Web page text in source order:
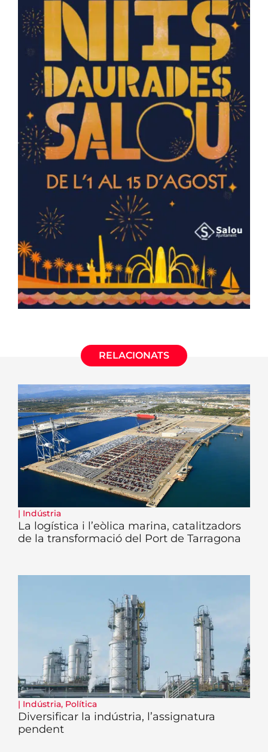
RELACIONATS
| Indústria
La logística i l’eòlica marina, catalitzadors
de la transformació del Port de Tarragona
| Indústria, Política
Diversificar la indústria, l’assignatura
pendent